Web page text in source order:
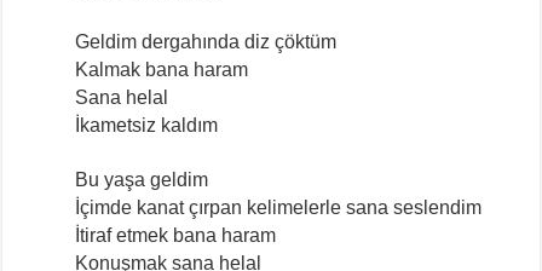
Geldim dergahında diz çöktüm
Kalmak bana haram
Sana helal
İkametsiz kaldım
Bu yaşa geldim
İçimde kanat çırpan kelimelerle sana seslendim
İtiraf etmek bana haram
Konuşmak sana helal